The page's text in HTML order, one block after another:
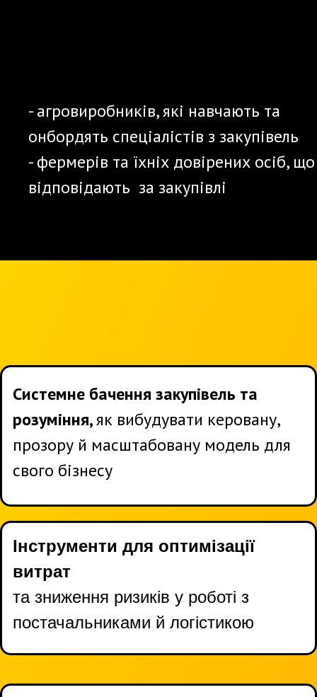
- агровиробників, які навчають та
онбордять спеціалістів з закупівель
- фермерів та їхніх довірених осіб, що
відповідають за закупівлі
Системне бачення закупівель та
розуміння,як вибудувати керовану,
прозору й масштабовану модель для
свого бізнесу
Інструменти для оптимізації
витрат
та зниження ризиків у роботі з
постачальниками й логістикою